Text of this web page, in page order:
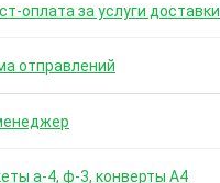
оплата за услуги доставки
отправлений
а-4, ф-3, конверты А4